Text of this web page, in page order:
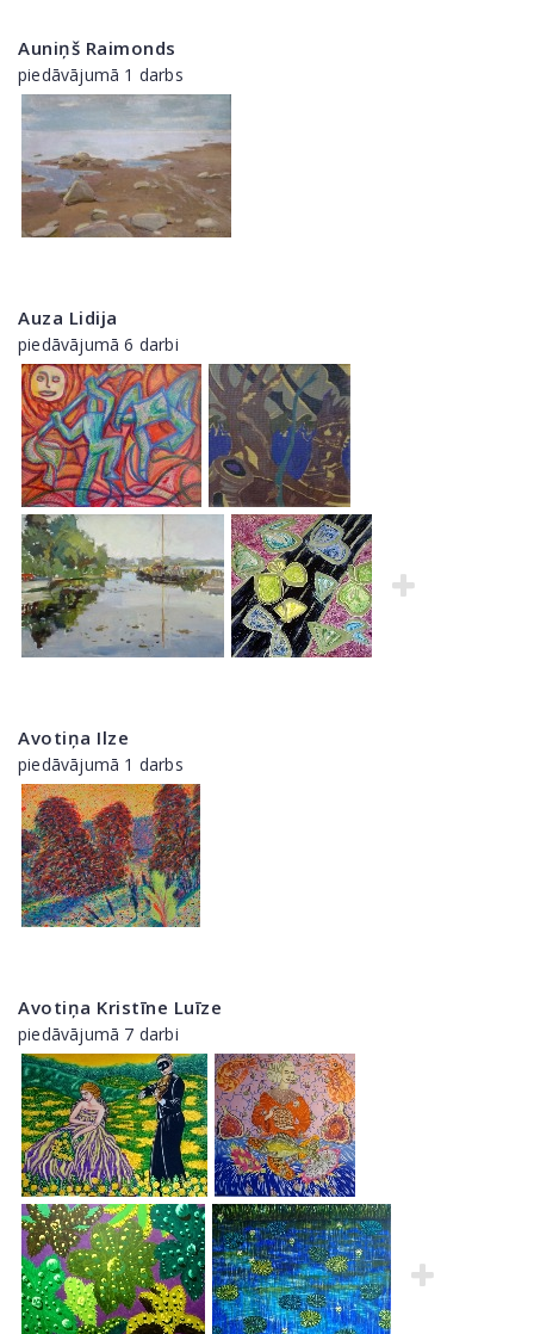
Auniņš Raimonds
piedāvājumā 1 darbs
Auza Lidija
piedāvājumā 6 darbi
Avotiņa Ilze
piedāvājumā 1 darbs
Avotiņa Kristīne Luīze
piedāvājumā 7 darbi